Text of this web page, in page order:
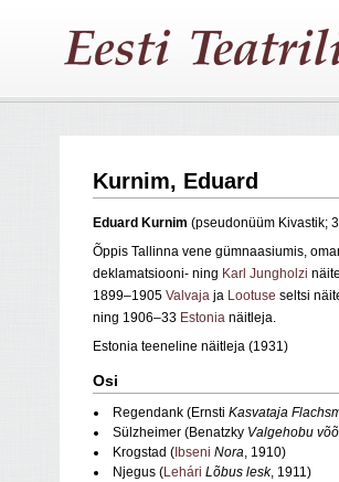
Kurnim, Eduard
Eduard Kurnim (pseudonüüm Kivastik;
Õppis Tallinna vene gümnaasiumis,
deklamatsiooni- ning Karl Jungholzi
1899–1905 Valvaja ja Lootuse seltsi
ning 1906–33 Estonia näitleja.
Estonia teeneline näitleja (1931)
Osi
Regendank (Ernsti Kasvataja
Sülzheimer (Benatzky Valgehobu
Krogstad ( Ibseni Nora, 1910)
Njegus (Lehári Lõbus lesk, 1911)